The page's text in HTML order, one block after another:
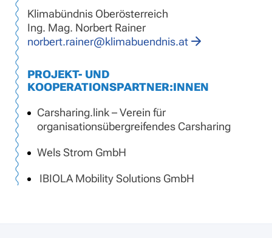
Klimabündnis Oberösterreich
Ing. Mag. Norbert Rainer
norbert.rainer@klimabuendnis.at
PROJEKT- UND
KOOPERATIONSPARTNER:INNEN
Carsharing.link – Verein für
organisationsübergreifendes Carsharing
Wels Strom GmbH
IBIOLA Mobility Solutions GmbH